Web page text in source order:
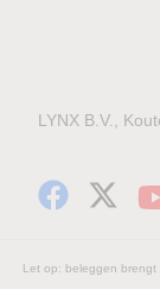
LYNX B.V.,
Let op: beleggen brengt